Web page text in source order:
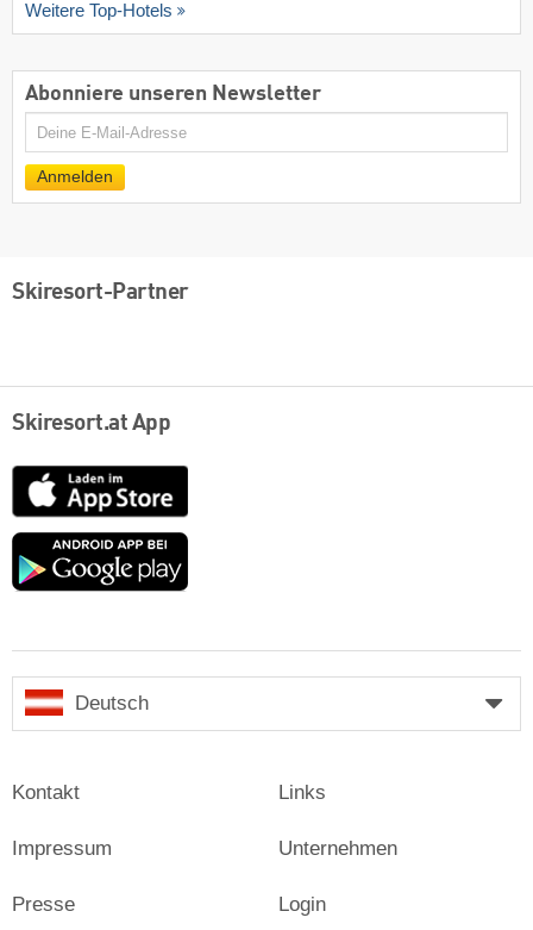
Weitere Top-Hotels
Abonniere unseren Newsletter
E-
Anmelden
Skiresort-Partner
Skiresort.at App
App
Store
Google
Deutsch
Kontakt
Impressum
Presse
Links
Unternehmen
Login